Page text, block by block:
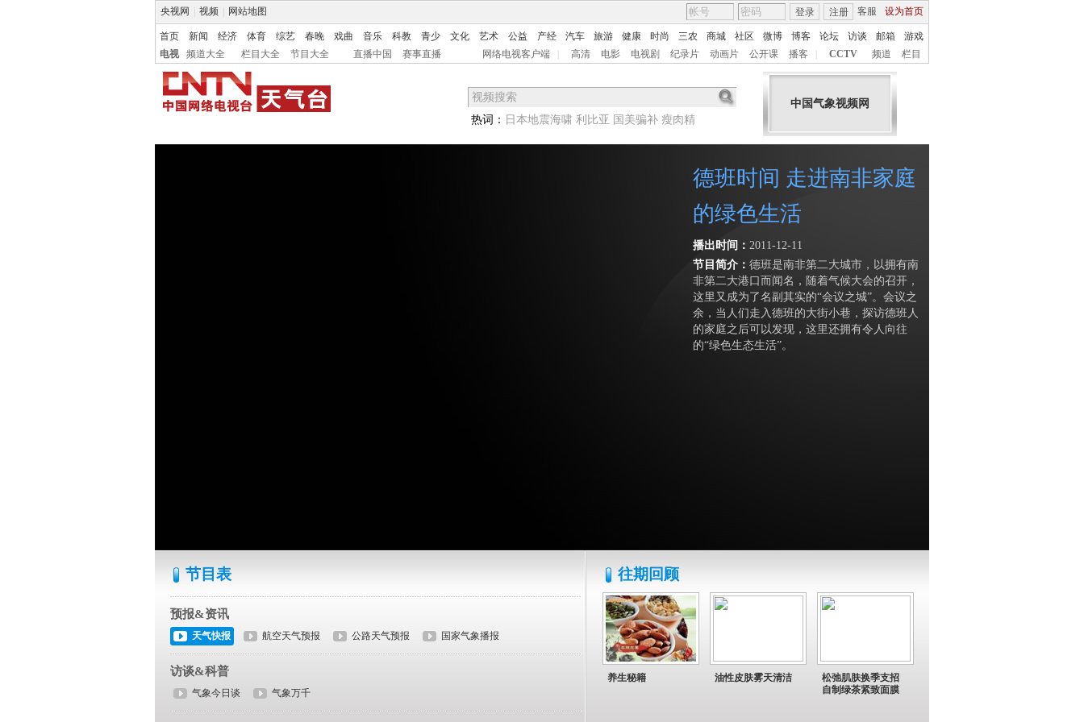
央视网 视频 网站地图 客服 设为首页
登录 注册
首页 新闻 经济 体育 综艺 春晚 戏曲 音乐 科教 青少 文化 艺术 公益 产经 汽车 旅游 健康 时尚 三农 商城 社区 微博 博客 论坛 访谈 邮箱
游戏
电视
频道大全 栏目大全 节目大全 直播中国 赛事直播 网络电视客户端 高清 电影 电视剧 纪录片 动画片 公开课 播客 CCTV 频道 栏目
中国气象视频网
热词： 日本地震海啸 利比亚 国美骗补 瘦肉精
德班时间 走进南非家庭
的绿色生活
播出时间： 2011-12-11
节目简介： 德班是南非第二大城市，以拥有南
非第二大港口而闻名，随着气候大会的召开，
这里又成为了名副其实的“会议之城”。会议之
余，当人们走入德班的大街小巷，探访德班人
的家庭之后可以发现，这里还拥有令人向往
的“绿色生态生活”。
节目表
预报&资讯
天气快报 航空天气预报 公路天气预报 国家气象播报
访谈&科普
气象今日谈 气象万千
往期回顾
养生秘籍 油性皮肤雾天清洁
松弛肌肤换季支招
自制绿茶紧致面膜